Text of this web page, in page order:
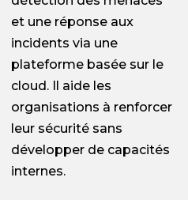
et une réponse aux
incidents via une
plateforme basée sur le
cloud. Il aide les
organisations à renforcer
leur sécurité sans
développer de capacités
internes.